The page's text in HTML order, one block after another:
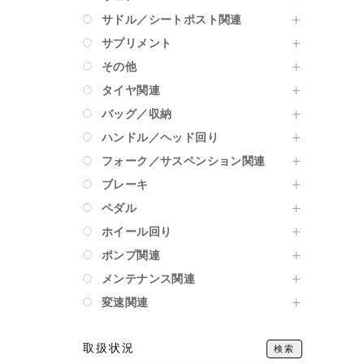
サドル／シートポスト関連
サプリメント
その他
タイヤ関連
バッグ／収納
ハンドル／ヘッド回り
フォーク／サスペンション関連
ブレーキ
ペダル
ホイール回り
ポンプ関連
メンテナンス関連
変速関連
取扱状況 検索